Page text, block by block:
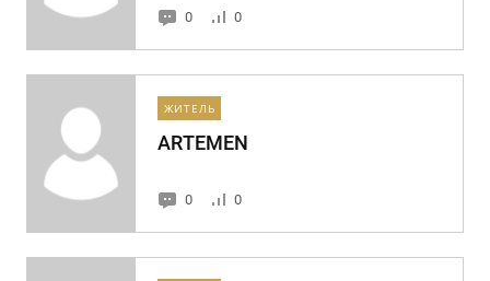
0 0
ЖИТЕЛЬ
ARTEMEN
0 0